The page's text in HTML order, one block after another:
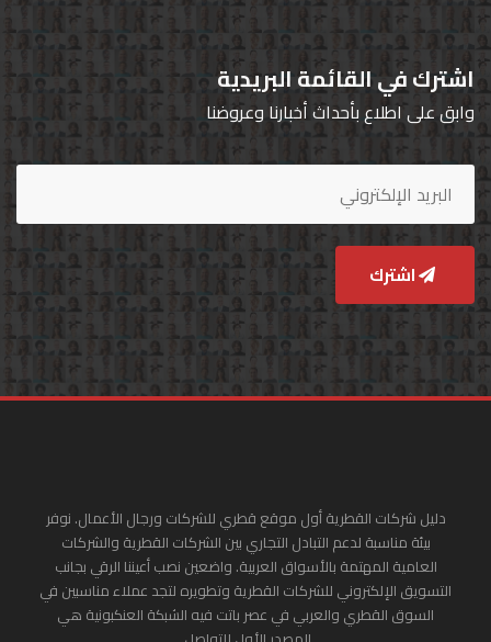
اشترك في القائمة البريدية
وابق على اطلاع بأحداث أخبارنا وعروضنا
اشترك
دليل شركات القطرية أول موقع قطري للشركات ورجال الأعمال. نوفر
بيئة مناسبة لدعم التبادل التجاري بين الشركات القطرية والشركات
العامية المهتمة بالأسواق العربية. واضعين نصب أعيننا الرقي بجانب
التسويق الإلكتروني للشركات القطرية وتطويره لتجد عملاء مناسبين في
السوق القطري والعربي في عصر باتت فيه الشبكة العنكبونية هي